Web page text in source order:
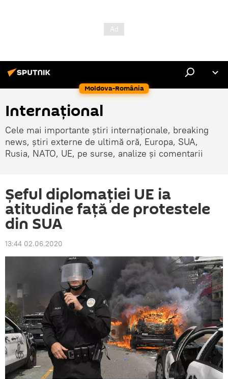
Moldova-România
Internaţional
Cele mai importante știri internaționale, breaking
news, știri externe de ultimă oră, Europa, SUA,
Rusia, NATO, UE, pe surse, analize și comentarii
Șeful diplomației UE ia
atitudine față de protestele
din SUA
13:44 02.06.2020